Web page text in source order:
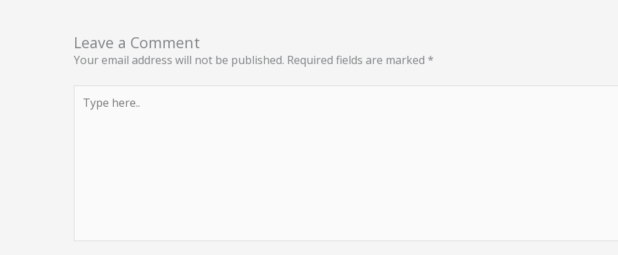
Leave a Comment
Your email address will not be published. Required fields are marked *
here..